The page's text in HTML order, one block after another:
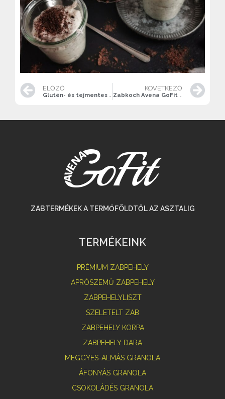
ELŐZŐ
Glutén- és tejmentes “daragaluska” Avena goFit zabpehelydarával
KÖVETKEZŐ
Zabkoch Avena GoFit szeletelt zabbal, mézes almával, dióval
ZABTERMÉKEK A TERMŐFÖLDTŐL AZ ASZTALIG
TERMÉKEINK
PRÉMIUM ZABPEHELY
APRÓSZEMŰ ZABPEHELY
ZABPEHELYLISZT
SZELETELT ZAB
ZABPEHELY KORPA
ZABPEHELY DARA
MEGGYES-ALMÁS GRANOLA
ÁFONYÁS GRANOLA
CSOKOLÁDÉS GRANOLA